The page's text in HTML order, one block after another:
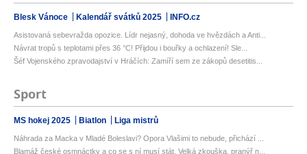
Blesk Vánoce Kalendář svátků 2025 INFO.cz
Asistovaná sebevražda opozice. Lídr nejasný, dohoda ve hvězdách a Anti...
Návrat tropů s teplotami přes 36 °C! Přijdou i bouřky a ochlazení! Sle...
Šéf Vojenského zpravodajství v Hráčích: Zamíří sem ze zákopů desetitis...
Sport
MS hokej 2025 Biatlon Liga mistrů
Náhrada za Macka v Mladé Boleslavi? Opora Vlašimi to nebude, přichází ...
Blamáž české osmnáctky a co se s ní musí stát. Velká zkouška, pranýř n...